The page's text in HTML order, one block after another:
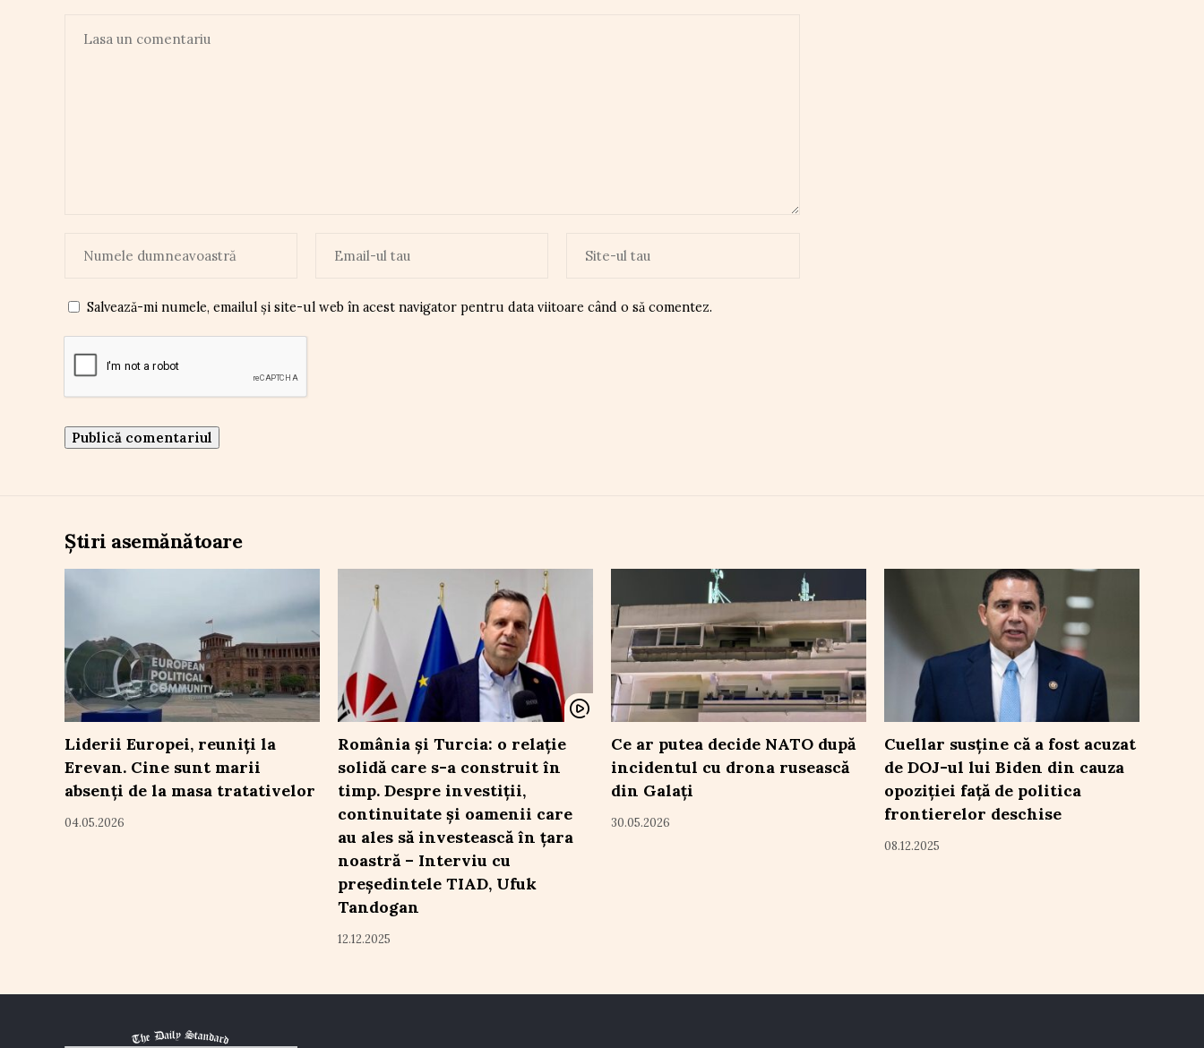
Salvează-mi numele, emailul și site-ul web în acest navigator pentru data viitoare când o să comentez.
Știri asemănătoare
Liderii Europei, reuniți la
Erevan. Cine sunt marii
absenți de la masa tratativelor
04.05.2026
România și Turcia: o relație
solidă care s-a construit în
timp. Despre investiții,
continuitate și oamenii care
au ales să investească în țara
noastră – Interviu cu
președintele TIAD, Ufuk
Tandogan
12.12.2025
Ce ar putea decide NATO după
incidentul cu drona rusească
din Galați
30.05.2026
Cuellar susține că a fost acuzat
de DOJ-ul lui Biden din cauza
opoziției față de politica
frontierelor deschise
08.12.2025